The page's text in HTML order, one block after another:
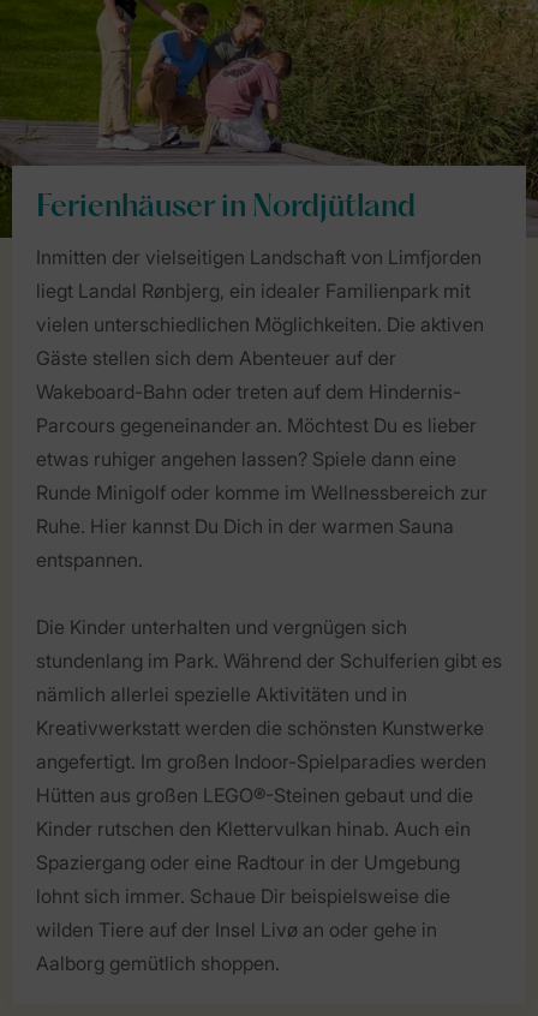
Ferienhäuser in Nordjütland
Inmitten der vielseitigen Landschaft von Limfjorden
liegt Landal Rønbjerg, ein idealer Familienpark mit
vielen unterschiedlichen Möglichkeiten. Die aktiven
Gäste stellen sich dem Abenteuer auf der
Wakeboard-Bahn oder treten auf dem Hindernis-
Parcours gegeneinander an. Möchtest Du es lieber
etwas ruhiger angehen lassen? Spiele dann eine
Runde Minigolf oder komme im Wellnessbereich zur
Ruhe. Hier kannst Du Dich in der warmen Sauna
entspannen.
Die Kinder unterhalten und vergnügen sich
stundenlang im Park. Während der Schulferien gibt es
nämlich allerlei spezielle Aktivitäten und in
Kreativwerkstatt werden die schönsten Kunstwerke
angefertigt. Im großen Indoor-Spielparadies werden
Hütten aus großen LEGO®-Steinen gebaut und die
Kinder rutschen den Klettervulkan hinab. Auch ein
Spaziergang oder eine Radtour in der Umgebung
lohnt sich immer. Schaue Dir beispielsweise die
wilden Tiere auf der Insel Livø an oder gehe in
Aalborg gemütlich shoppen.